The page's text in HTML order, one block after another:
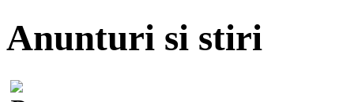
Anunturi si stiri